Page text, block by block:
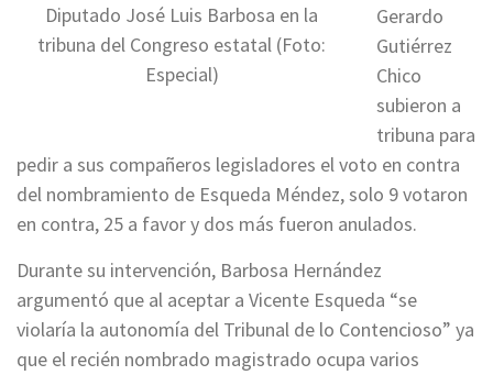
Diputado José Luis Barbosa en la
tribuna del Congreso estatal (Foto:
Especial)
Gerardo
Gutiérrez
Chico
subieron a
tribuna para
pedir a sus compañeros legisladores el voto en contra
del nombramiento de Esqueda Méndez, solo 9 votaron
en contra, 25 a favor y dos más fueron anulados.
Durante su intervención, Barbosa Hernández
argumentó que al aceptar a Vicente Esqueda “se
violaría la autonomía del Tribunal de lo Contencioso” ya
que el recién nombrado magistrado ocupa varios